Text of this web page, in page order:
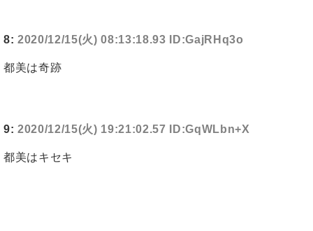
8: 2020/12/15(火) 08:13:18.93 ID:GajRHq3o
都美は奇跡
9: 2020/12/15(火) 19:21:02.57 ID:GqWLbn+X
都美はキセキ